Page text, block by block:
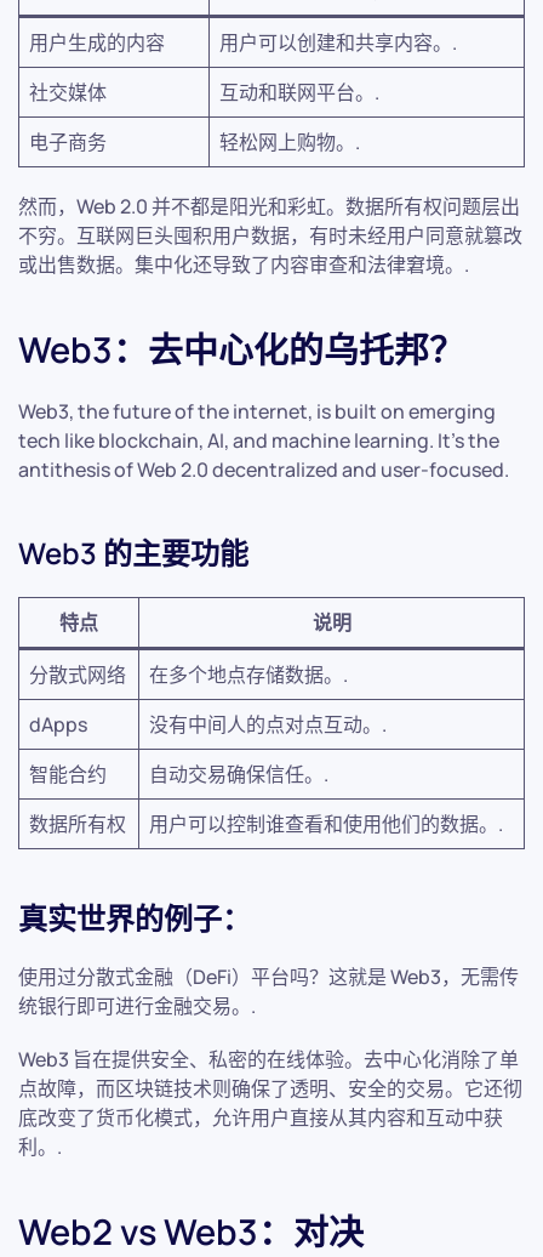
用户生成的内容
用户可以创建和共享内容。.
社交媒体
互动和联网平台。.
电子商务
轻松网上购物。.
然而，Web 2.0 并不都是阳光和彩虹。数据所有权问题层出
不穷。互联网巨头囤积用户数据，有时未经用户同意就篡改
或出售数据。集中化还导致了内容审查和法律窘境。.
Web3：去中心化的乌托邦？
Web3, the future of the internet, is built on emerging
tech like blockchain, AI, and machine learning. It’s the
antithesis of Web 2.0 decentralized and user-focused.
Web3 的主要功能
特点
说明
分散式网络
在多个地点存储数据。.
dApps
没有中间人的点对点互动。.
智能合约
自动交易确保信任。.
数据所有权
用户可以控制谁查看和使用他们的数据。.
真实世界的例子：
使用过分散式金融（DeFi）平台吗？这就是 Web3，无需传
统银行即可进行金融交易。.
Web3 旨在提供安全、私密的在线体验。去中心化消除了单
点故障，而区块链技术则确保了透明、安全的交易。它还彻
底改变了货币化模式，允许用户直接从其内容和互动中获
利。.
Web2 vs Web3：对决